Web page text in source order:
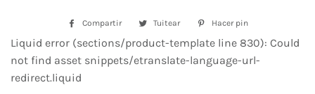
Compartir
Compartir
Facebook
Tuitear
TuitearHacer pin
en
Liquid error (sections/product-template line 830): Could
not find asset snippets/etranslate-language-url-
redirect.liquid